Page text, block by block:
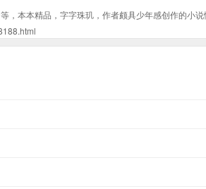
，本本精品，字字珠玑，作者颇具少年感创作的小